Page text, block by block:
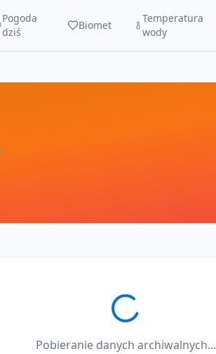
Pogoda
dziś
Biomet
Temperatura
wody
Pobieranie danych archiwalnych...